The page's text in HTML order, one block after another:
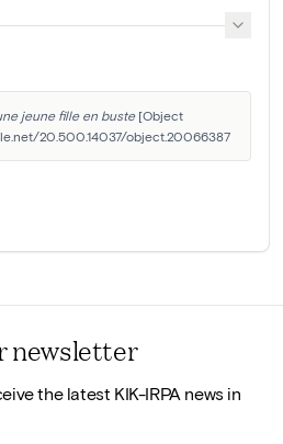
jeune fille en buste [Object
20.500.14037/object.20066387
newsletter
the latest KIK-IRPA news in